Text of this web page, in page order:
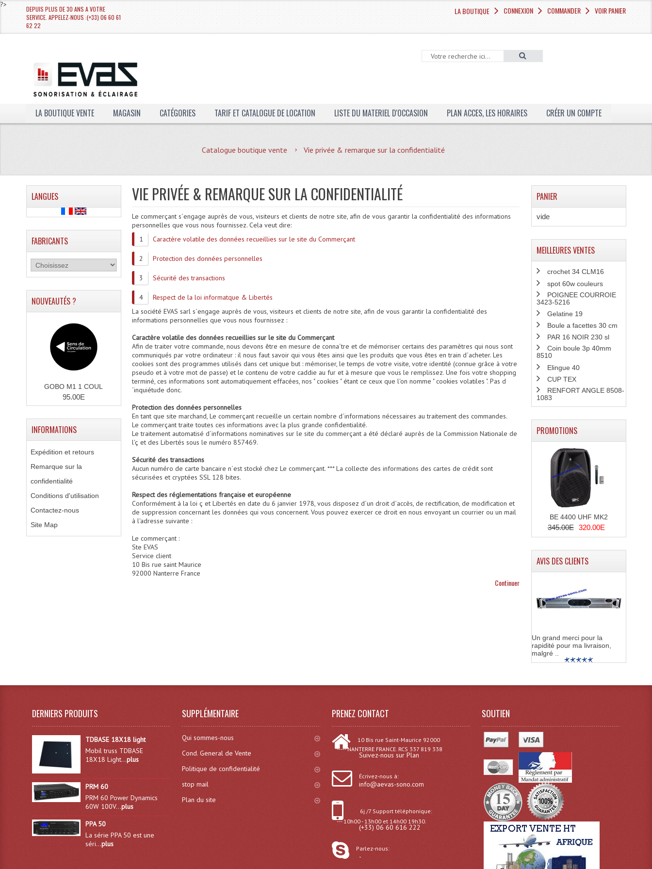
?>
DEPUIS PLUS DE 30 ANS A VOTRE
SERVICE. APPELEZ-NOUS :(+33) 06 60 61
62 22
LA BOUTIQUE CONNEXION COMMANDER VOIR PANIER
LA BOUTIQUE VENTE MAGASIN CATÉGORIES TARIF ET CATALOGUE DE LOCATION LISTE DU MATERIEL D'OCCASION PLAN ACCES, LES HORAIRES CRÉER UN COMPTE
Catalogue boutique vente Vie privée & remarque sur la confidentialité
VIE PRIVÉE & REMARQUE SUR LA CONFIDENTIALITÉ
Le commerçant s´engage auprès de vous, visiteurs et clients de notre site, afin de vous garantir la confidentialité des informations
personnelles que vous nous fournissez. Cela veut dire:
Caractère volatile des données recueillies sur le site du Commerçant
Protection des données personnelles
Sécurité des transactions
Respect de la loi informatque & Libertés
La société EVAS sarl s´engage auprès de vous, visiteurs et clients de notre site, afin de vous garantir la confidentialité des
informations personnelles que vous nous fournissez :
Caractère volatile des données recueillies sur le site du Commerçant
Afin de traiter votre commande, nous devons être en mesure de conna´tre et de mémoriser certains des paramètres qui nous sont
communiqués par votre ordinateur : il nous faut savoir qui vous êtes ainsi que les produits que vous êtes en train d´acheter. Les
cookies sont des programmes utilisés dans cet unique but : mémoriser, le temps de votre visite, votre identité (connue grâce à votre
pseudo et à votre mot de passe) et le contenu de votre caddie au fur et à mesure que vous le remplissez. Une fois votre shopping
terminé, ces informations sont automatiquement effacées, nos " cookies " étant ce ceux que l'on nomme " cookies volatiles ". Pas d
´inquiétude donc.
Protection des données personnelles
En tant que site marchand, Le commerçant recueille un certain nombre d´informations nécessaires au traitement des commandes.
Le commerçant traite toutes ces informations avec la plus grande confidentialité.
Le traitement automatisé d´informations nominatives sur le site du commerçant a été déclaré auprès de la Commission Nationale de
l'ç et des Libertés sous le numéro 857469.
Sécurité des transactions
Aucun numéro de carte bancaire n´est stocké chez Le commerçant. *** La collecte des informations des cartes de crédit sont
sécurisées et cryptées SSL 128 bites.
Respect des réglementations française et européenne
Conformément à la loi ç et Libertés en date du 6 janvier 1978, vous disposez d´un droit d´accès, de rectification, de modification et
de suppression concernant les données qui vous concernent. Vous pouvez exercer ce droit en nous envoyant un courrier ou un mail
à l'adresse suivante :
Le commerçant :
Ste EVAS
Service client
10 Bis rue saint Maurice
92000 Nanterre France
Continuer
LANGUES
FABRICANTS
NOUVEAUTÉS ?
GOBO M1 1 COUL
95.00E
INFORMATIONS
Expédition et retours
Remarque sur la
confidentialité
Conditions d'utilisation
Contactez-nous
Site Map
PANIER
vide
MEILLEURES VENTES
crochet 34 CLM16
spot 60w couleurs
POIGNEE COURROIE
3423-5216
Gelatine 19
Boule a facettes 30 cm
PAR 16 NOIR 230 sl
Coin boule 3p 40mm
8510
Elingue 40
CUP TEX
RENFORT ANGLE 8508-
1083
PROMOTIONS
BE 4400 UHF MK2
345.00E 320.00E
AVIS DES CLIENTS
Un grand merci pour la
rapidité pour ma livraison,
malgré ..
DERNIERS PRODUITS
TDBASE 18X18 light
Mobil truss TDBASE
18X18 Light...plus
PRM 60
PRM 60 Power Dynamics
60W 100V...plus
PPA 50
La série PPA 50 est une
séri...plus
SUPPLÉMENTAIRE
Qui sommes-nous
Cond. General de Vente
Politique de confidentialité
stop mail
Plan du site
PRENEZ CONTACT
10 Bis rue Saint-Maurice 92000
----- NANTERRE FRANCE. RCS 337 819 338
Suivez-nous sur Plan
Écrivez-nous à:
info@aevas-sono.com
6j /7 Support téléphonique:
--- 10h00 - 13h00 et 14h00 19h30.
(+33) 06 60 616 222
Parlez-nous:
-
SOUTIEN